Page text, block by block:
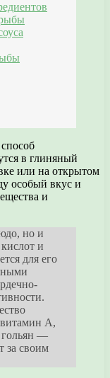
в глиняный
или на открытом
особый вкус и
и
но и
и
для его
А,
гольян —
за своим